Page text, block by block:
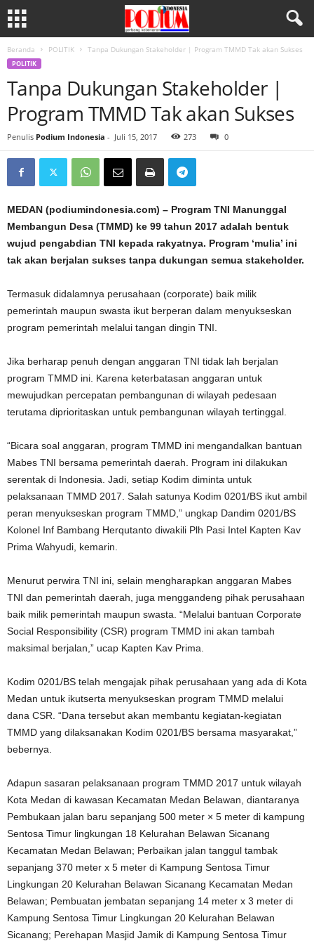
Beranda POLITIK Tanpa Dukungan Stakeholder | Program TMMD Tak akan Sukses
POLITIK
Tanpa Dukungan Stakeholder |
Program TMMD Tak akan Sukses
Penulis Podium Indonesia - Juli 15, 2017 273 0
MEDAN (podiumindonesia.com) – Program TNI Manunggal
Membangun Desa (TMMD) ke 99 tahun 2017 adalah bentuk
wujud pengabdian TNI kepada rakyatnya. Program ‘mulia’ ini
tak akan berjalan sukses tanpa dukungan semua stakeholder.
Termasuk didalamnya perusahaan (corporate) baik milik
pemerintah maupun swasta ikut berperan dalam menyukseskan
program pemerintah melalui tangan dingin TNI.
Jika berharap penuh dengan anggaran TNI tidak lah berjalan
program TMMD ini. Karena keterbatasan anggaran untuk
mewujudkan percepatan pembangunan di wilayah pedesaan
terutama diprioritaskan untuk pembangunan wilayah tertinggal.
“Bicara soal anggaran, program TMMD ini mengandalkan bantuan
Mabes TNI bersama pemerintah daerah. Program ini dilakukan
serentak di Indonesia. Jadi, setiap Kodim diminta untuk
pelaksanaan TMMD 2017. Salah satunya Kodim 0201/BS ikut ambil
peran menyukseskan program TMMD,” ungkap Dandim 0201/BS
Kolonel Inf Bambang Herqutanto diwakili Plh Pasi Intel Kapten Kav
Prima Wahyudi, kemarin.
Menurut perwira TNI ini, selain mengharapkan anggaran Mabes
TNI dan pemerintah daerah, juga menggandeng pihak perusahaan
baik milik pemerintah maupun swasta. “Melalui bantuan Corporate
Social Responsibility (CSR) program TMMD ini akan tambah
maksimal berjalan,” ucap Kapten Kav Prima.
Kodim 0201/BS telah mengajak pihak perusahaan yang ada di Kota
Medan untuk ikutserta menyukseskan program TMMD melalui
dana CSR. “Dana tersebut akan membantu kegiatan-kegiatan
TMMD yang dilaksanakan Kodim 0201/BS bersama masyarakat,”
bebernya.
Adapun sasaran pelaksanaan program TMMD 2017 untuk wilayah
Kota Medan di kawasan Kecamatan Medan Belawan, diantaranya
Pembukaan jalan baru sepanjang 500 meter × 5 meter di kampung
Sentosa Timur lingkungan 18 Kelurahan Belawan Sicanang
Kecamatan Medan Belawan; Perbaikan jalan tanggul tambak
sepanjang 370 meter x 5 meter di Kampung Sentosa Timur
Lingkungan 20 Kelurahan Belawan Sicanang Kecamatan Medan
Belawan; Pembuatan jembatan sepanjang 14 meter x 3 meter di
Kampung Sentosa Timur Lingkungan 20 Kelurahan Belawan
Sicanang; Perehapan Masjid Jamik di Kampung Sentosa Timur